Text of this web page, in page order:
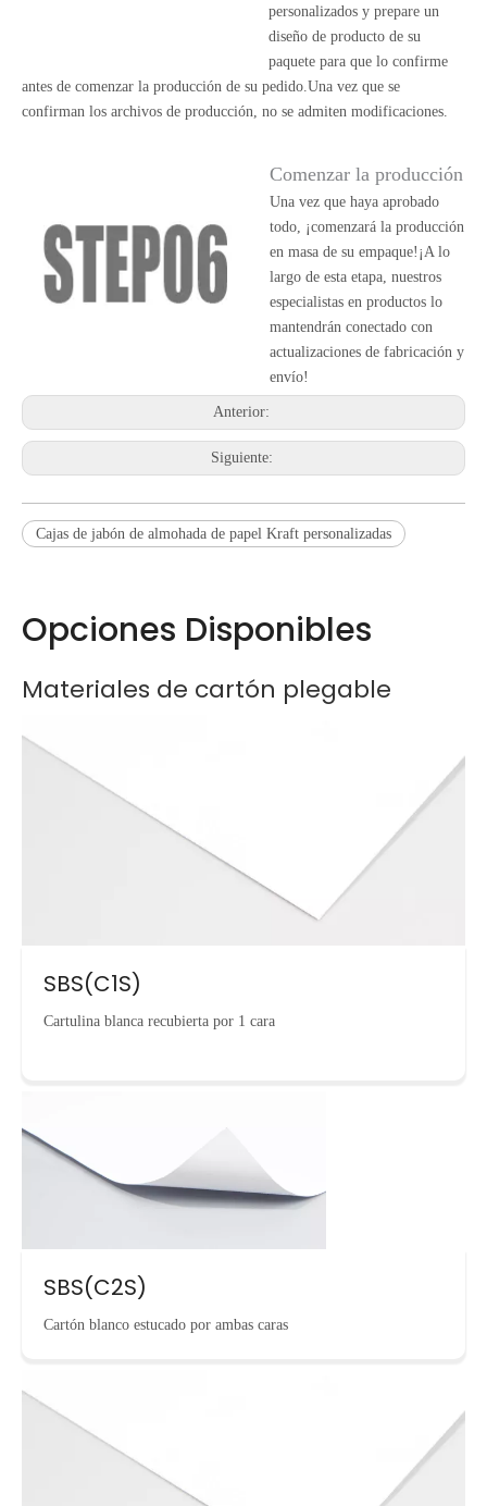
personalizados y prepare un
diseño de producto de su
paquete para que lo confirme
antes de comenzar la producción de su pedido.Una vez que se
confirman los archivos de producción, no se admiten modificaciones.
Comenzar la producción
Una vez que haya aprobado
todo, ¡comenzará la producción
en masa de su empaque!¡A lo
largo de esta etapa, nuestros
especialistas en productos lo
mantendrán conectado con
actualizaciones de fabricación y
envío!
Anterior:
Siguiente:
Cajas de jabón de almohada de papel Kraft personalizadas
Opciones Disponibles
Materiales de cartón plegable
SBS(C1S)
Cartulina blanca recubierta por 1 cara
SBS(C2S)
Cartón blanco estucado por ambas caras